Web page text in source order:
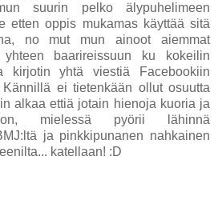
suurin pelko älypuhelimeen
etten oppis mukamas käyttää sitä
no mut mun ainoot aiemmat
yhteen baarireissuun ku kokeilin
kirjotin yhtä viestiä Facebookiin
ei tietenkään ollut osuutta
alkaa ettiä jotain hienoja kuoria ja
mielessä pyörii lähinnä
ja pinkkipunanen nahkainen
katellaan! :D